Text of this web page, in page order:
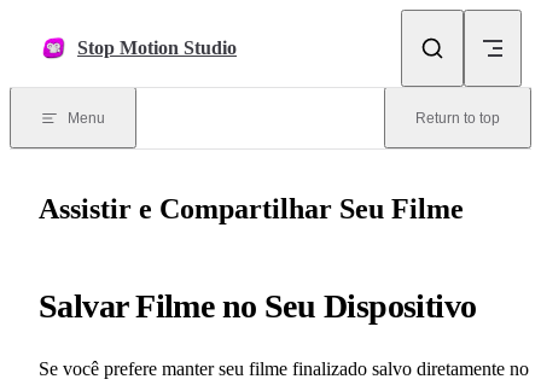
Stop Motion Studio
Menu Return to top
Assistir e Compartilhar Seu Filme
Salvar Filme no Seu Dispositivo
Se você prefere manter seu filme finalizado salvo diretamente no